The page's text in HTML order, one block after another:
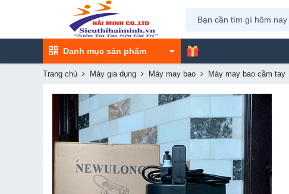
Danh mục sản phẩm
Trang chủ Máy gia dụng Máy may bao Máy may bao cầm tay